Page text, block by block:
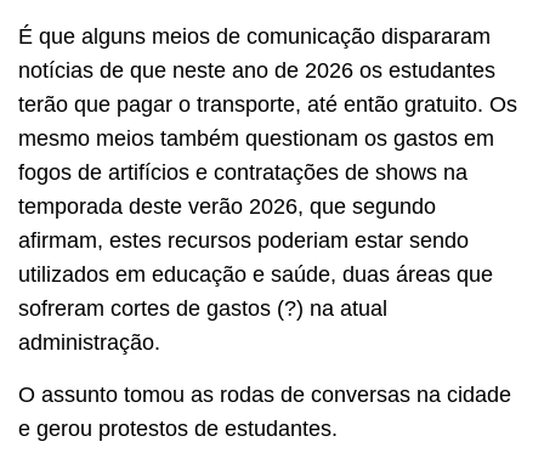
É que alguns meios de comunicação dispararam
notícias de que neste ano de 2026 os estudantes
terão que pagar o transporte, até então gratuito. Os
mesmo meios também questionam os gastos em
fogos de artifícios e contratações de shows na
temporada deste verão 2026, que segundo
afirmam, estes recursos poderiam estar sendo
utilizados em educação e saúde, duas áreas que
sofreram cortes de gastos (?) na atual
administração.
O assunto tomou as rodas de conversas na cidade
e gerou protestos de estudantes.